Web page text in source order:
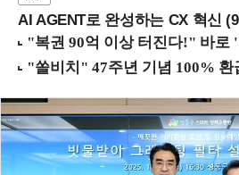
AI AGENT로 완성하는 CX 혁신